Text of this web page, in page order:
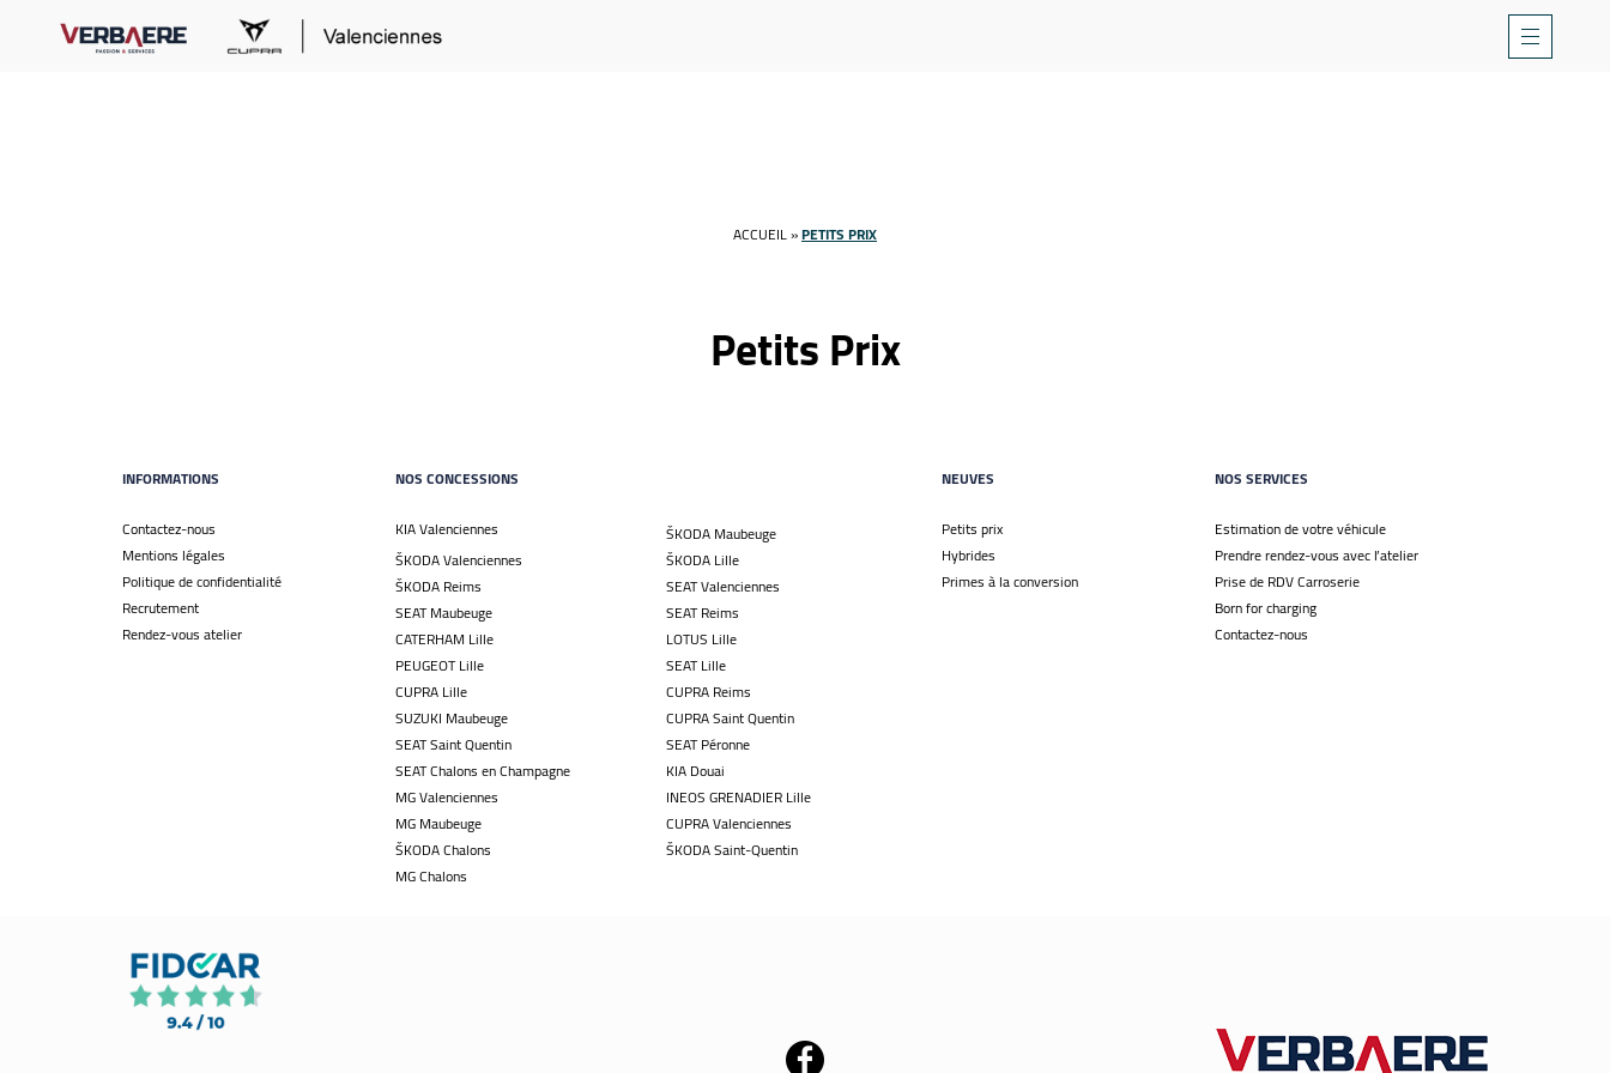
ACCUEIL»PETITS PRIX
Petits Prix
INFORMATIONS
Contactez-nous
Mentions légales
Politique de confidentialité
Recrutement
Rendez-vous atelier
NOS CONCESSIONS
KIA Valenciennes
ŠKODA Maubeuge
ŠKODA Valenciennes
ŠKODA Lille
ŠKODA Reims
SEAT Valenciennes
SEAT Maubeuge
SEAT Reims
CATERHAM Lille
LOTUS Lille
PEUGEOT Lille
SEAT Lille
CUPRA Lille
CUPRA Reims
SUZUKI Maubeuge
CUPRA Saint Quentin
SEAT Saint Quentin
SEAT Péronne
SEAT Chalons en Champagne
KIA Douai
MG Valenciennes
INEOS GRENADIER Lille
MG Maubeuge
CUPRA Valenciennes
ŠKODA Chalons
ŠKODA Saint-Quentin
MG Chalons
NEUVES
Petits prix
Hybrides
Primes à la conversion
NOS SERVICES
Estimation de votre véhicule
Prendre rendez-vous avec l’atelier
Prise de RDV Carroserie
Born for charging
Contactez-nous